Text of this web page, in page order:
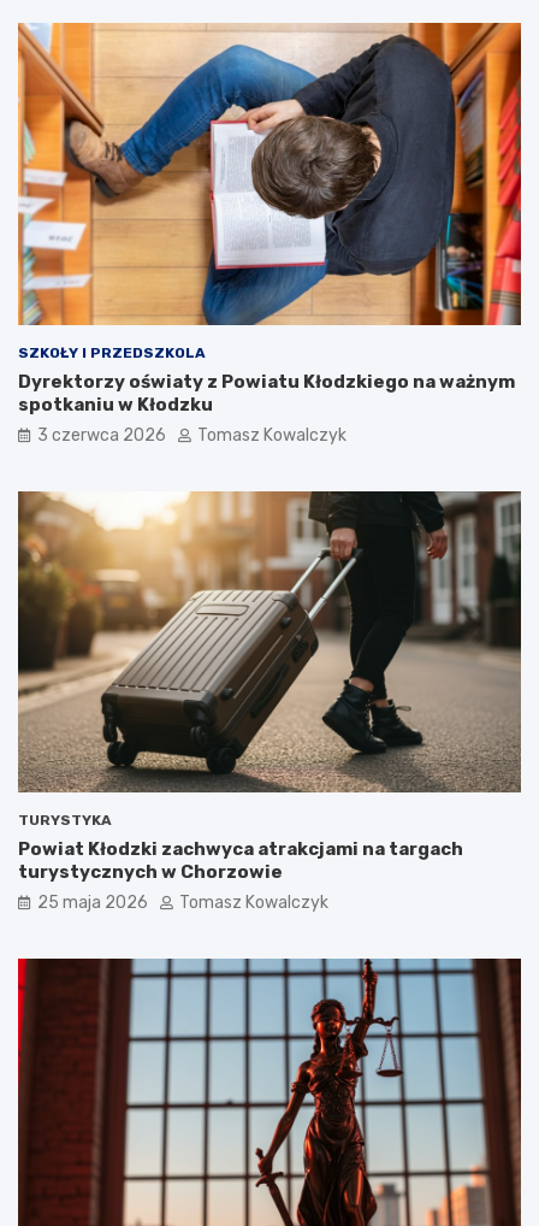
SZKOŁY I PRZEDSZKOLA
Dyrektorzy oświaty z Powiatu Kłodzkiego na ważnym
spotkaniu w Kłodzku
3 czerwca 2026 Tomasz Kowalczyk
TURYSTYKA
Powiat Kłodzki zachwyca atrakcjami na targach
turystycznych w Chorzowie
25 maja 2026 Tomasz Kowalczyk